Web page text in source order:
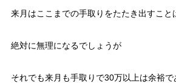
来月はここまでの手取りをたたき出すこと
絶対に無理になるでしょうが
それでも来月も手取りで30万以上は余裕で